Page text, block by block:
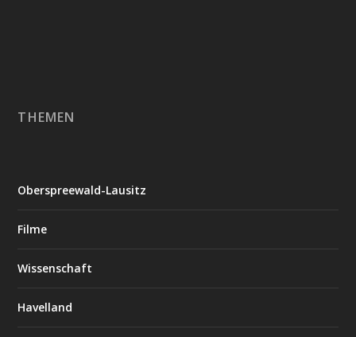
THEMEN
Oberspreewald-Lausitz
Filme
Wissenschaft
Havelland